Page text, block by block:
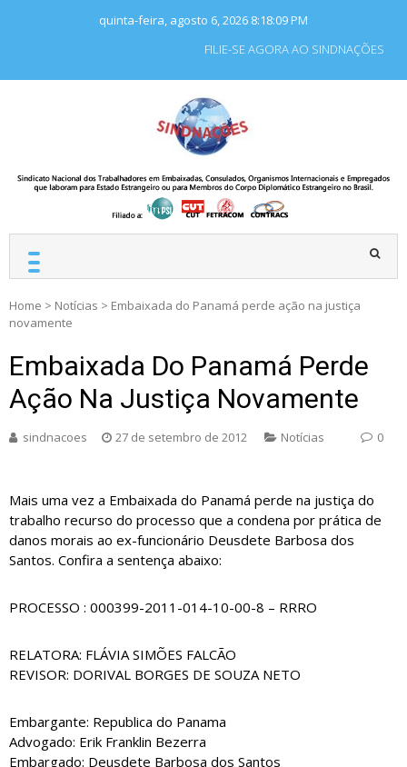
quinta-feira, agosto 6, 2026 8:18:10 PM
FILIE-SE AGORA AO SINDNAÇÕES
e Organismos
Empregados que laboram
para Estado Estrangeiro.
Home > Notícias > Embaixada do Panamá perde ação na justiça
novamente
Embaixada Do Panamá Perde
Ação Na Justiça Novamente
sindnacoes 27 de setembro de 2012 Notícias 0
Mais uma vez a Embaixada do Panamá perde na justiça do
trabalho recurso do processo que a condena por prática de
danos morais ao ex-funcionário Deusdete Barbosa dos
Santos. Confira a sentença abaixo:
PROCESSO : 000399-2011-014-10-00-8 – RRRO
RELATORA: FLÁVIA SIMÕES FALCÃO
REVISOR: DORIVAL BORGES DE SOUZA NETO
Embargante: Republica do Panama
Advogado: Erik Franklin Bezerra
Embargado: Deusdete Barbosa dos Santos